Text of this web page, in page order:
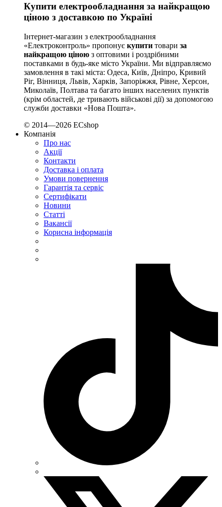
Reliance (Україна)
REM POWER (Словенія)
Selec (Індія)
SEZ (Словаччина)
Siemens (Німеччина)
Smart-MAIC
Socomec (Франція)
SOFAR (Китай)
Sungrow (Китай)
TAB (Словенія)
Takel (УкраЇна)
Technoelectric (Італія)
Technosystems (Україна)
TEKPAN (Туреччина)
TeleTec (Україна)
TEM (Словенія)
Tense (Туреччина)
Terneo (Україна)
Testboy (Німеччина)
UEC (Україна)
UEK (Україна)
Vargo (Україна)
Vector VS
АС Привод (Україна)
АСКО-УКРЕМ (Україна)
Запорізький завод кольорових металів (ЗЗКМ)
Каблекс Одеса
Мегомметр (Україна)
Новатек-Електро (Україна)
Одескабель Одеський кабельний завод
Промфактор
Укренерго-Альянс (Україна)
Купити електрообладнання за найкращою
ціною з доставкою по Україні
Інтернет-магазин з електрообладнання
«Електроконтроль» пропонує купити товари за
найкращою ціною з оптовими і роздрібними
поставками в будь-яке місто України. Ми відправляємо
замовлення в такі міста: Одеса, Київ, Дніпро, Кривий
Ріг, Вінниця, Львів, Харків, Запоріжжя, Рівне, Херсон,
Миколаїв, Полтава та багато інших населених пунктів
(крім областей, де тривають військові дії) за допомогою
служби доставки «Нова Пошта».
© 2014—2026 ECshop
Компанія
Про нас
Акції
Контакти
Доставка і оплата
Умови повернення
Гарантія та сервіс
Сертифікати
Новини
Статті
Вакансії
Корисна інформація